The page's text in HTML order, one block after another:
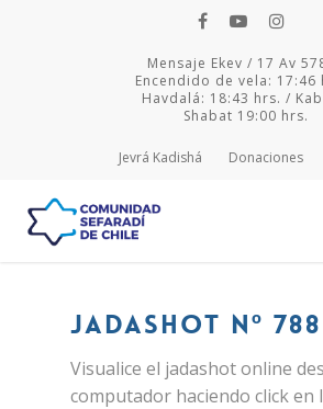
Mensaje Ekev / 17 Av
Encendido de vela: 17:46
Havdalá: 18:43 hrs. /
Shabat 19:00 hrs.
Jevrá Kadishá Donaciones
Hit enter to search or ESC to close
Jadashot Nº 788
Visualice el jadashot online
computador haciendo click en